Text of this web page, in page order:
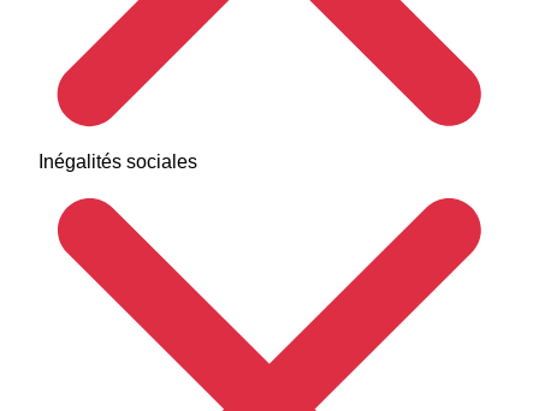
Inégalités sociales